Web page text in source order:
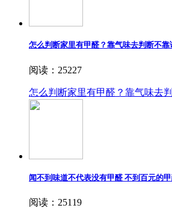
怎么判断家里有甲醛？靠气味去判断不靠
阅读：25227
怎么判断家里有甲醛？靠气味去
闻不到味道不代表没有甲醛 不到百元的
阅读：25119